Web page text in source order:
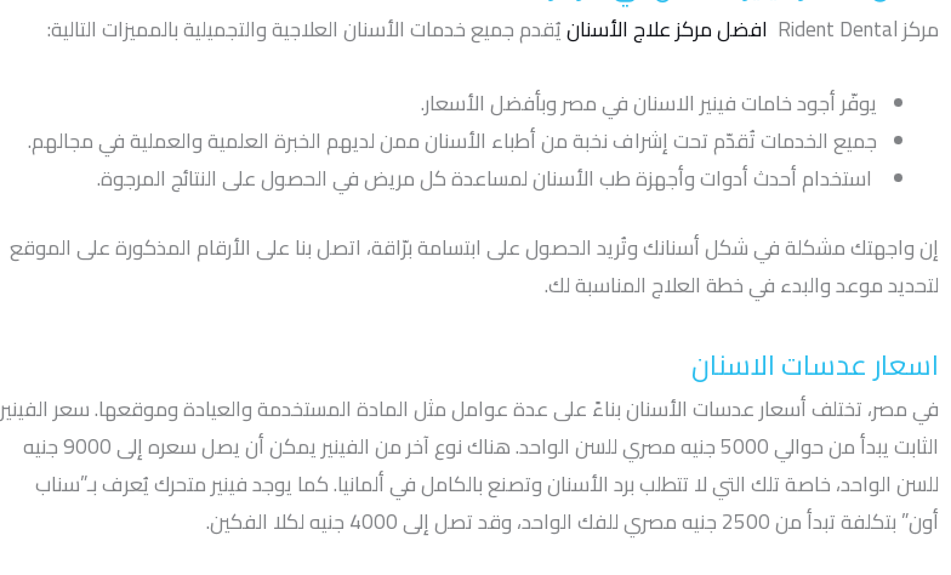
مركز Rident Dental افضل مركز علاج الأسنانيُقدم جميع خدمات الأسنان العلاجية والتجميلية بالمميزات التالية:
يوفّر أجود خامات فينير الاسنان في مصر وبأفضل الأسعار.
جميع الخدمات تُقدّم تحت إشراف نخبة من أطباء الأسنان ممن لديهم الخبرة العلمية والعملية في مجالهم.
استخدام أحدث أدوات وأجهزة طب الأسنان لمساعدة كل مريض في الحصول على النتائج المرجوة.
إن واجهتك مشكلة في شكل أسنانك وتُريد الحصول على ابتسامة برّاقة، اتصل بنا على الأرقام المذكورة على الموقع
لتحديد موعد والبدء في خطة العلاج المناسبة لك.
اسعار عدسات الاسنان
في مصر، تختلف أسعار عدسات الأسنان بناءً على عدة عوامل مثل المادة المستخدمة والعيادة وموقعها. سعر الفينير
الثابت يبدأ من حوالي 5000 جنيه مصري للسن الواحد. هناك نوع آخر من الفينير يمكن أن يصل سعره إلى 9000 جنيه
للسن الواحد، خاصة تلك التي لا تتطلب برد الأسنان وتصنع بالكامل في ألمانيا. كما يوجد فينير متحرك يُعرف بـ”سناب
أون” بتكلفة تبدأ من 2500 جنيه مصري للفك الواحد، وقد تصل إلى 4000 جنيه لكلا الفكين.